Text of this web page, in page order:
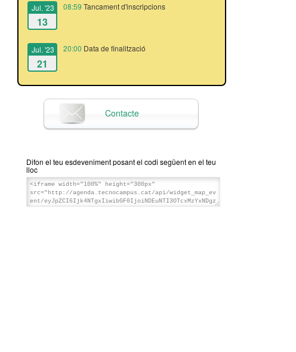
Jul. '23
13
08:59 Tancament d'inscripcions
Jul. '23
21
20:00 Data de finalització
Contacte
Difon el teu esdeveniment posant el codi següent en el teu
lloc